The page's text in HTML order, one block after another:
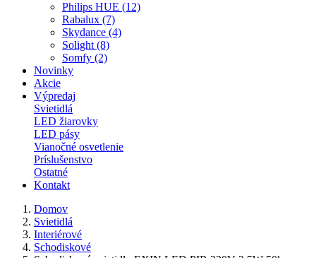
Philips HUE (12)
Rabalux (7)
Skydance (4)
Solight (8)
Somfy (2)
Novinky
Akcie
Výpredaj
Svietidlá
LED žiarovky
LED pásy
Vianočné osvetlenie
Príslušenstvo
Ostatné
Kontakt
Domov
Svietidlá
Interiérové
Schodiskové